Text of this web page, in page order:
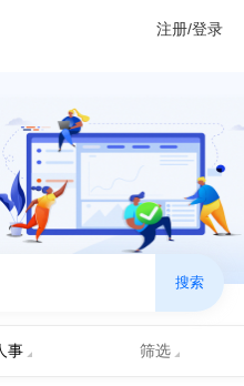
注册/登录
搜索
事 筛选